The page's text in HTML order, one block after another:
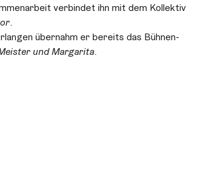
verbindet ihn mit dem Kollektiv
.
übernahm er bereits das Bühnen-
und Margarita.